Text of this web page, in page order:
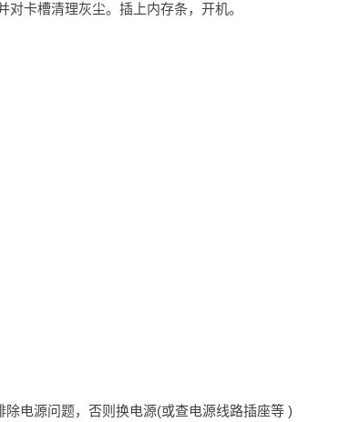
卡槽清理灰尘。插上内存条，开机。
电源问题，否则换电源(或查电源线路插座等 )